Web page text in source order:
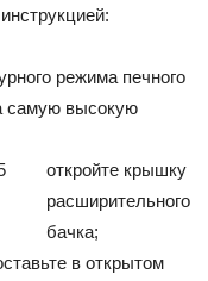
режима печного
самую высокую
откройте крышку
расширительного
бачка;
в открытом